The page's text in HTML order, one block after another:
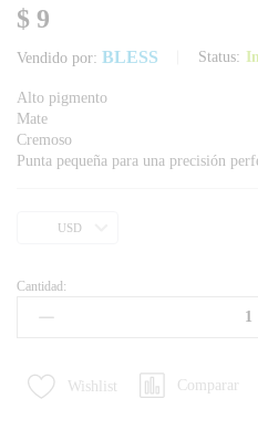
$ 9
Vendido por: BLESS Status:
Alto pigmento
Mate
Cremoso
Punta pequeña para una precisión
USD
Cantidad:
Wishlist Comparar